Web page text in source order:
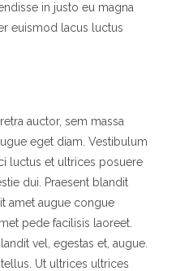
in justo eu magna
euismod lacus luctus
auctor, sem massa
eget diam. Vestibulum
luctus et ultrices posuere
dui. Praesent blandit
amet augue congue
pede facilisis laoreet.
vel, egestas et, augue.
Ut ultrices ultrices